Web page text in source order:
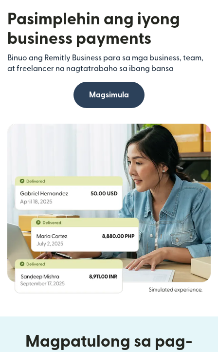
Pasimplehin ang iyong
business payments
Binuo ang Remitly Business para sa mga business, team,
at freelancer na nagtatrabaho sa ibang bansa
Magsimula
Magpatulong sa pag-